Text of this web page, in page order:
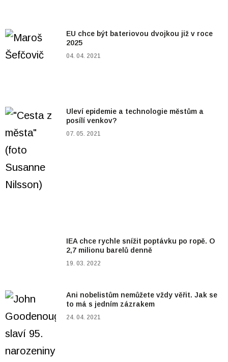
EU chce být bateriovou dvojkou již v roce
2025
04. 04. 2021
Uleví epidemie a technologie městům a
posílí venkov?
07. 05. 2021
IEA chce rychle snížit poptávku po ropě. O
2,7 milionu barelů denně
19. 03. 2022
Ani nobelistům nemůžete vždy věřit. Jak se
to má s jedním zázrakem
24. 04. 2021